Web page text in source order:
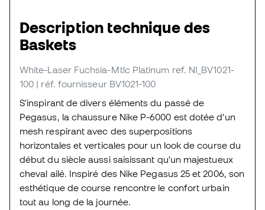
Description technique des
Baskets
White-Laser Fuchsia-Mtlc Platinum ref. NI_BV1021-
100 | réf. fournisseur BV1021-100
S'inspirant de divers éléments du passé de
Pegasus, la chaussure Nike P-6000 est dotée d'un
mesh respirant avec des superpositions
horizontales et verticales pour un look de course du
début du siècle aussi saisissant qu'un majestueux
cheval ailé. Inspiré des Nike Pegasus 25 et 2006, son
esthétique de course rencontre le confort urbain
tout au long de la journée.